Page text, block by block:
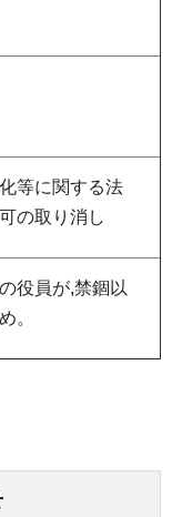
等に関する法
の取り消し
役員が,禁錮以
。